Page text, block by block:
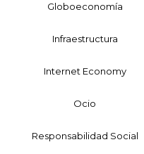
Globoeconomía
Infraestructura
Internet Economy
Ocio
Responsabilidad Social